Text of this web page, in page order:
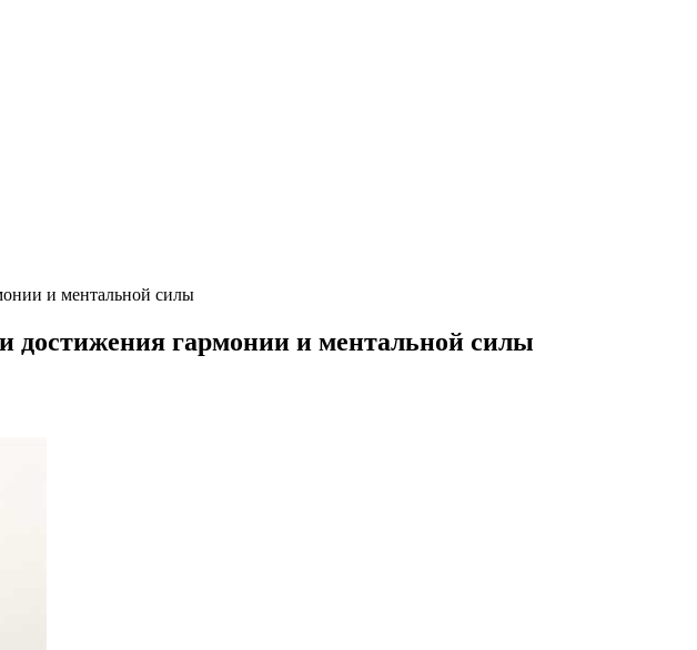
и ментальной силы
достижения гармонии и ментальной силы